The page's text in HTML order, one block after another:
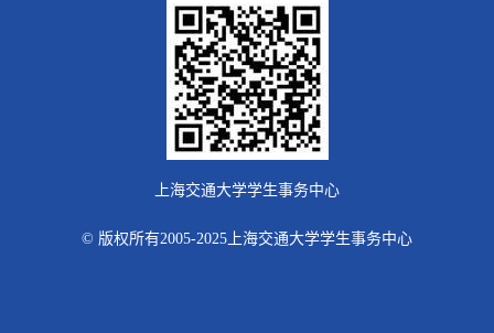
上海交通大学学生事务中心
© 版权所有2005-2025上海交通大学学生事务中心